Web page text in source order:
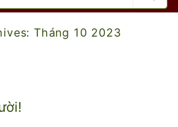
Tháng 10 2023